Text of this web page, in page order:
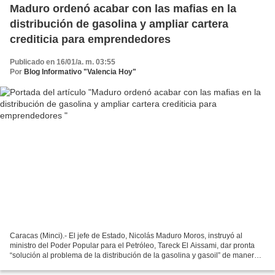
Maduro ordenó acabar con las mafias en la
distribución de gasolina y ampliar cartera
crediticia para emprendedores
Publicado en 16/01/a. m. 03:55
Por Blog Informativo "Valencia Hoy"
Caracas (Minci).- El jefe de Estado, Nicolás Maduro Moros, instruyó al
ministro del Poder Popular para el Petróleo, Tareck El Aissami, dar pronta
“solución al problema de la distribución de la gasolina y gasoil” de manera